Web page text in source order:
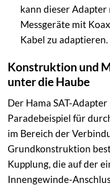
kann dieser Adapter
Messgeräte mit
Kabel zu adaptieren.
Konstruktion und
unter die Haube
Der Hama SAT-
Paradebeispiel für
im Bereich der
Grundkonstruktion
Kupplung, die auf der
Innengewinde-